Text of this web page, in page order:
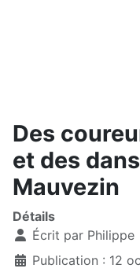
Des
et des
Mauvezin
Détails
Écrit par Philippe
Publication : 12